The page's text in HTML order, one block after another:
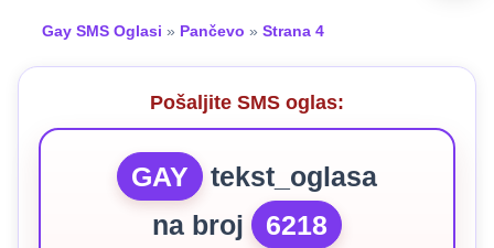
Gay SMS Oglasi » Pančevo » Strana 4
Pošaljite SMS oglas:
GAY
tekst_oglasa
na broj
6218